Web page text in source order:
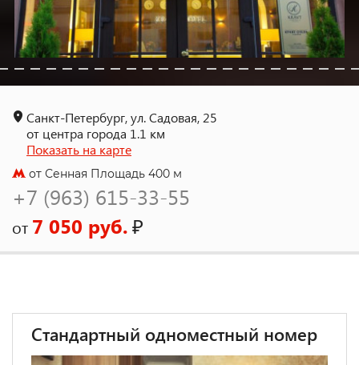
Санкт-Петербург, ул. Садовая, 25
от центра города 1.1 км
Показать на карте
от Сенная Площадь 400 м
+7 (963) 615-33-55
от 7 050 руб.₽
Стандартный одноместный номер